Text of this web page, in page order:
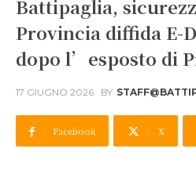
Battipaglia,
Provincia diffida E-
dopo l’esposto di
17 GIUGNO 2026 BY
Facebook X